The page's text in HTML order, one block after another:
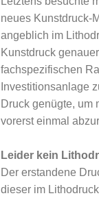
neues Kunstdruck-
angeblich im
Kunstdruck
fachspezifischen
Investitionsanlage
Druck genügte, um
vorerst einmal
Leider kein
Der erstandene
dieser im